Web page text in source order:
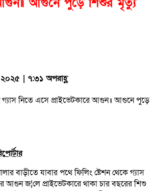
২০২৫ | ৭:৩১ অপরাহ্ণ
বাড়ীতে যাবার পথে ফিলিং ষ্টেশন থেকে গ্যাস
আগুন জ¦লে প্রাইভেটকারে থাকা চার বছরের শিশু